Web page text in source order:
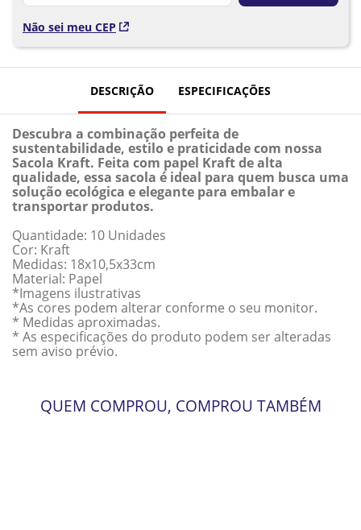
Não sei meu CEP
DESCRIÇÃO ESPECIFICAÇÕES
Descubra a combinação perfeita de
sustentabilidade, estilo e praticidade com nossa
Sacola Kraft. Feita com papel Kraft de alta
qualidade, essa sacola é ideal para quem busca uma
solução ecológica e elegante para embalar e
transportar produtos.
Quantidade: 10 Unidades
Cor: Kraft
Medidas: 18x10,5x33cm
Material: Papel
*Imagens ilustrativas
*As cores podem alterar conforme o seu monitor.
* Medidas aproximadas.
* As especificações do produto podem ser alteradas
sem aviso prévio.
QUEM COMPROU, COMPROU TAMBÉM